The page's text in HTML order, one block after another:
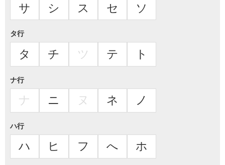
サ シ ス セ ソ
タ行
タ チ ツ テ ト
ナ行
ナ ニ ヌ ネ ノ
ハ行
ハ ヒ フ へ ホ